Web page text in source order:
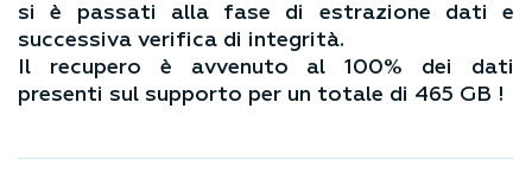
si è passati alla fase di estrazione dati e
successiva verifica di integrità.
Il recupero è avvenuto al 100% dei dati
presenti sul supporto per un totale di 465 GB !